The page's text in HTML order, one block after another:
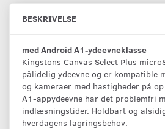
BESKRIVELSE
med Android A1-ydeevneklasse
Kingstons Canvas Select Plus
pålidelig ydeevne og er kompatible
og kameraer med hastigheder på
A1-appydeevne har det problemfri
indlæsningstider. Holdbart og
hverdagens lagringsbehov.